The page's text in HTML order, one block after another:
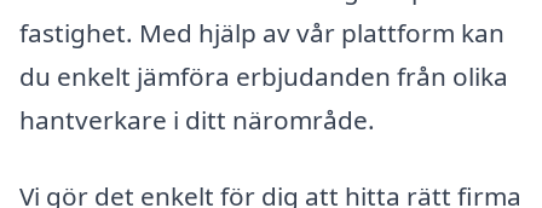
fastighet. Med hjälp av vår plattform kan
du enkelt jämföra erbjudanden från olika
hantverkare i ditt närområde.
Vi gör det enkelt för dig att hitta rätt firma